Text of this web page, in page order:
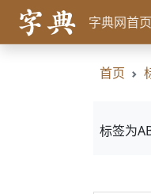
字典网首页
首页
标签为